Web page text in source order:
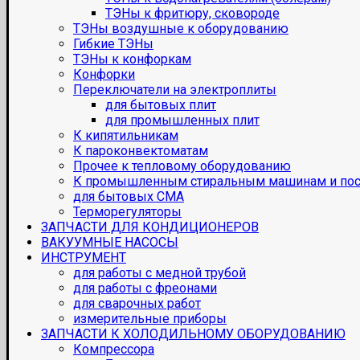
ТЭНы к фритюру, сковороде
ТЭНы воздушные к оборудованию
Гибкие ТЭНы
ТЭНы к конфоркам
Конфорки
Переключатели на электроплиты
для бытовых плит
для промышленных плит
К кипятильникам
К пароконвектоматам
Прочее к тепловому оборудованию
К промышленным стиральным машинам и
для бытовых СМА
Терморегуляторы
ЗАПЧАСТИ ДЛЯ КОНДИЦИОНЕРОВ
ВАКУУМНЫЕ НАСОСЫ
ИНСТРУМЕНТ
для работы с медной трубой
для работы с фреонами
для сварочных работ
измерительные приборы
ЗАПЧАСТИ К ХОЛОДИЛЬНОМУ ОБОРУДОВАНИЮ
Компрессора